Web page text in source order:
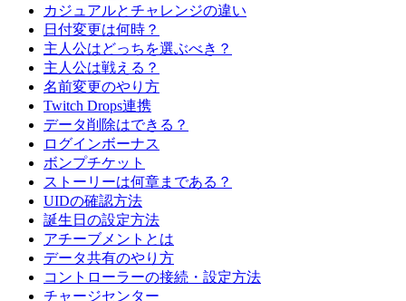
カジュアルとチャレンジの違い
日付変更は何時？
主人公はどっちを選ぶべき？
主人公は戦える？
名前変更のやり方
Twitch Drops連携
データ削除はできる？
ログインボーナス
ボンプチケット
ストーリーは何章まである？
UIDの確認方法
誕生日の設定方法
アチーブメントとは
データ共有のやり方
コントローラーの接続・設定方法
チャージセンター